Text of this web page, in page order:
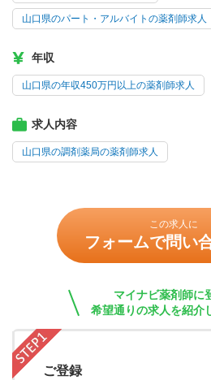
山口県のパート・アルバイトの薬剤師求人
年収
山口県の年収450万円以上の薬剤師求人
求人内容
山口県の調剤薬局の薬剤師求人
この求人に
フォームで問い
マイナビ薬剤師に
希望通りの求人を紹介
ご登録